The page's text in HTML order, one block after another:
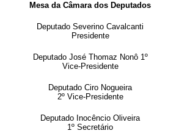
Mesa da Câmara dos Deputados
Deputado Severino Cavalcanti
Presidente
Deputado José Thomaz Nonô 1º
Vice-Presidente
Deputado Ciro Nogueira
2º Vice-Presidente
Deputado Inocêncio Oliveira
1º Secretário